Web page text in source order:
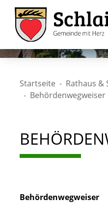
Startseite
Rathaus &
Behördenwegweiser
Behördenwegweiser